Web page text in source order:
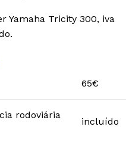
Yamaha Tricity 300, iva
65€
rodoviária
incluído